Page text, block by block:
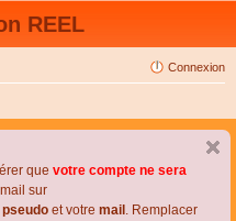
REEL
Connexion
que votre compte ne sera
sur
pseudo et votre mail . Remplacer